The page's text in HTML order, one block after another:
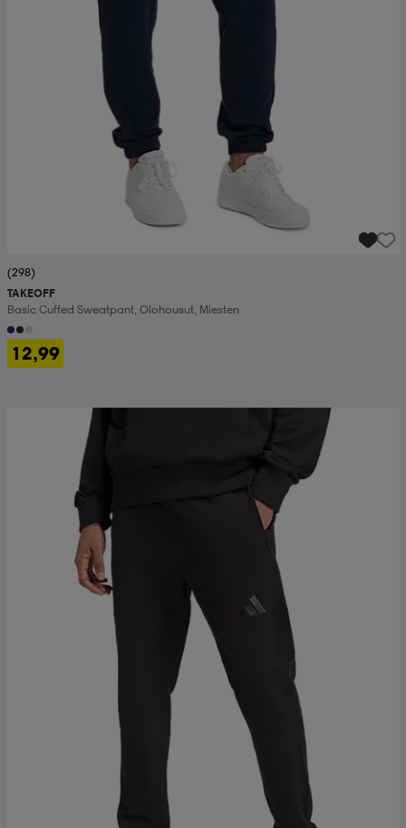
(298)
TAKEOFF
Basic Cuffed Sweatpant, Olohousut, Miesten
12,99